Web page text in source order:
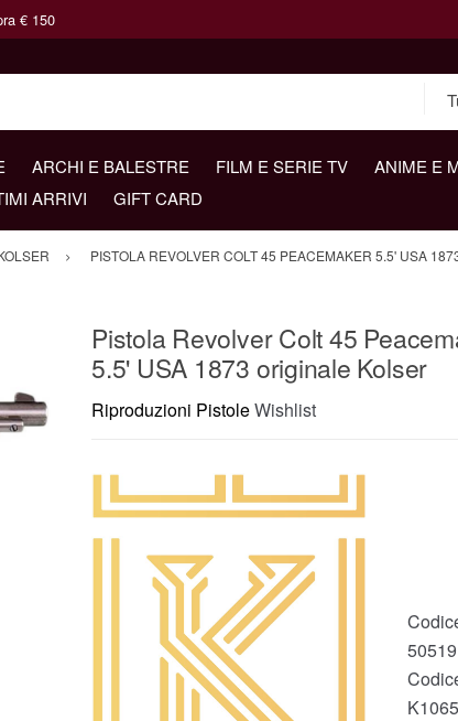
€ 150
ARCHI E BALESTRE FILM E SERIE TV ANIME E
ARRIVI GIFT CARD
PISTOLA REVOLVER COLT 45 PEACEMAKER 5.5' USA
Pistola Revolver Colt 45
5.5' USA 1873 originale Kolser
Riproduzioni PistoleWishlist